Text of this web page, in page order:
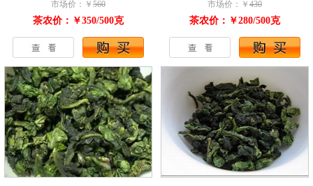
市场价：￥ 560
茶农价：￥350/500克
市场价：￥ 430
茶农价：￥280/500克